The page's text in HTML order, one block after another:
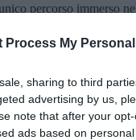
Process My
sharing to third
advertising by us,
note that after your
ads based on
percorso immerso
Newsletter QUInews
di posta.